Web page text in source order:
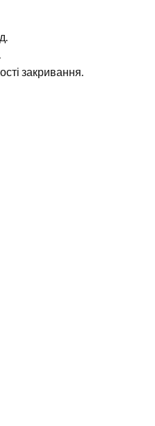
закривання.